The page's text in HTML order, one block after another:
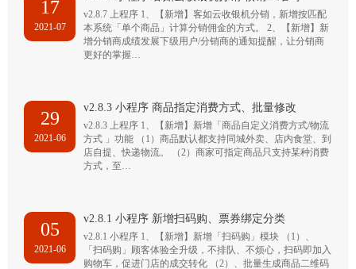
17
2021-07
v2.8.7 上程序 1、【新增】客如云收银机分销，新增按匹配
本系统「单个商品」计算分销佣金的方式。 2、【新增】新
增分销商成绩发展下级用户/分销商的通知提醒，让分销商
更好的掌握…
29
2021-06
v2.8.3 小程序 商品指定消费方式、批量修改
v2.8.3 上程序 1、【新增】新增「商品自定义消费方式/物流
方式 」功能 （1）商品默认都支持同城外卖、店内食堂、到
店自提、快递物流。 （2）商家可指定商品只支持某种消费
方式，至…
05
2021-06
v2.8.1 小程序 新增扫码购、票券绑定分类
v2.8.1 小程序 1、【新增】新增「扫码购」模块 （1）、
「扫码购」顾客体验全升级，不排队、不烦心，扫码即加入
购物车，促进门店的成交转化 （2）、批量生成商品二维码